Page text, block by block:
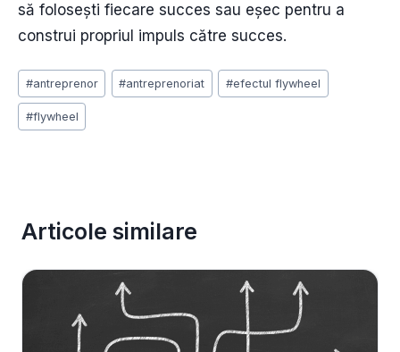
să folosești fiecare succes sau eșec pentru a
construi propriul impuls către succes.
Post
Tags:
#antreprenor #antreprenoriat #efectul flywheel
#flywheel
Articole similare